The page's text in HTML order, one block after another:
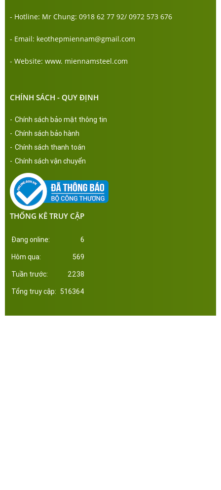
- Hotline: Mr Chung: 0918 62 77 92/ 0972 573 676
- Email: keothepmiennam@gmail.com
- Website: www. miennamsteel.com
CHÍNH SÁCH - QUY ĐỊNH
- Chính sách bảo mật thông tin
- Chính sách bảo hành
- Chính sách thanh toán
- Chính sách vận chuyển
THỐNG KÊ TRUY CẬP
Đang online: 6
Hôm qua: 569
Tuần trước: 2238
Tổng truy cập: 516364